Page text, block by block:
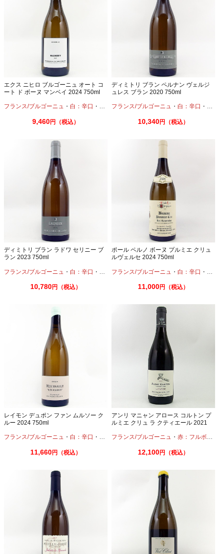
エクス ニヒロ ブルゴーニュ オート コ
ート ド ボーヌ マンベイ 2024 750ml
フランス/ブルゴーニュ ・ 白：辛口 ・ シャルドネ
9,460円（税込）
ディミトリ ブラン ペルナン ヴェルジ
ュレス ブラン 2020 750ml
フランス/ブルゴーニュ ・ 白：辛口 ・ シ
10,340円（税込）
ディミトリ ブラン ラドワ セリニー ブ
ラン 2023 750ml
フランス/ブルゴーニュ ・ 白：辛口 ・ シャルドネ
10,780円（税込）
ポール ペルノ ボーヌ プルミエ クリュ
ルヴェルセ 2024 750ml
フランス/ブルゴーニュ ・ 白：辛口 ・ シ
11,000円（税込）
レイモン デュポン ファン ムルソー ク
ルー 2024 750ml
フランス/ブルゴーニュ ・ 白：辛口 ・ シャルドネ
11,660円（税込）
アンリ マニャン アロース コルトン プ
ルミエ クリュ ラ クティエール 2021
フランス/ブルゴーニュ ・赤：フルボディ
12,100円（税込）